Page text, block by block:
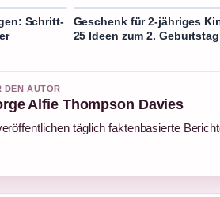
Schritt-
Geschenk für 2-jähriges
25 Ideen zum 2. Geburtstag
DEN AUTOR
Alfie Thompson Davies
täglich faktenbasierte